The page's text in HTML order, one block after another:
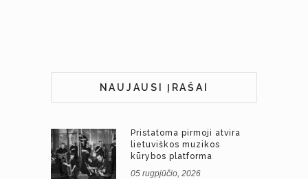
NAUJAUSI ĮRAŠAI
Pristatoma pirmoji atvira
lietuviškos muzikos
kūrybos platforma
05 rugpjūčio, 2026